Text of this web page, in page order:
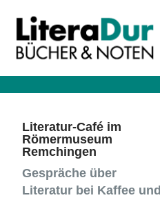
Literatur-Café im
Römermuseum
Remchingen
Gespräche über
Literatur bei Kaffee und